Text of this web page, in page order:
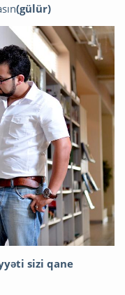
(gülür)
sizi qane